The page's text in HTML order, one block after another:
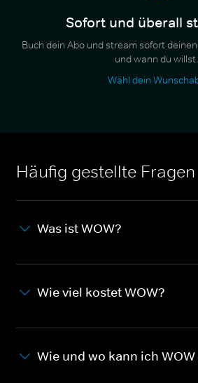
Sofort und überall
Buch dein Abo und stream sofort
und wann du willst.
Wähl dein
Häufig gestellte Fragen
Was ist WOW?
Wie viel kostet WOW?
Wie und wo kann ich